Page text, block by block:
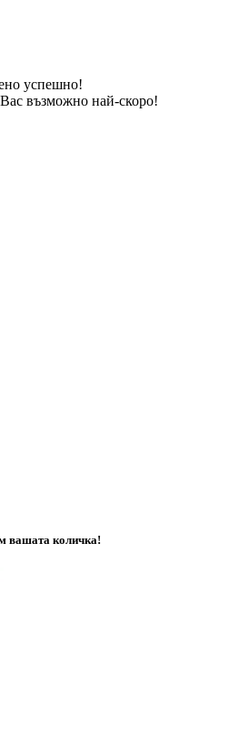
успешно!
възможно най-скоро!
вашата количка!